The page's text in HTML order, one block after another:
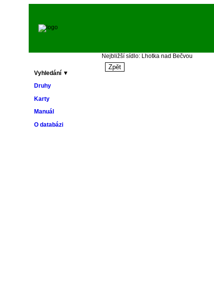
Vyhledání ▼
Druhy
Karty
Manuál
O databázi
Nejbližší sídlo: Lhotka nad Bečvou